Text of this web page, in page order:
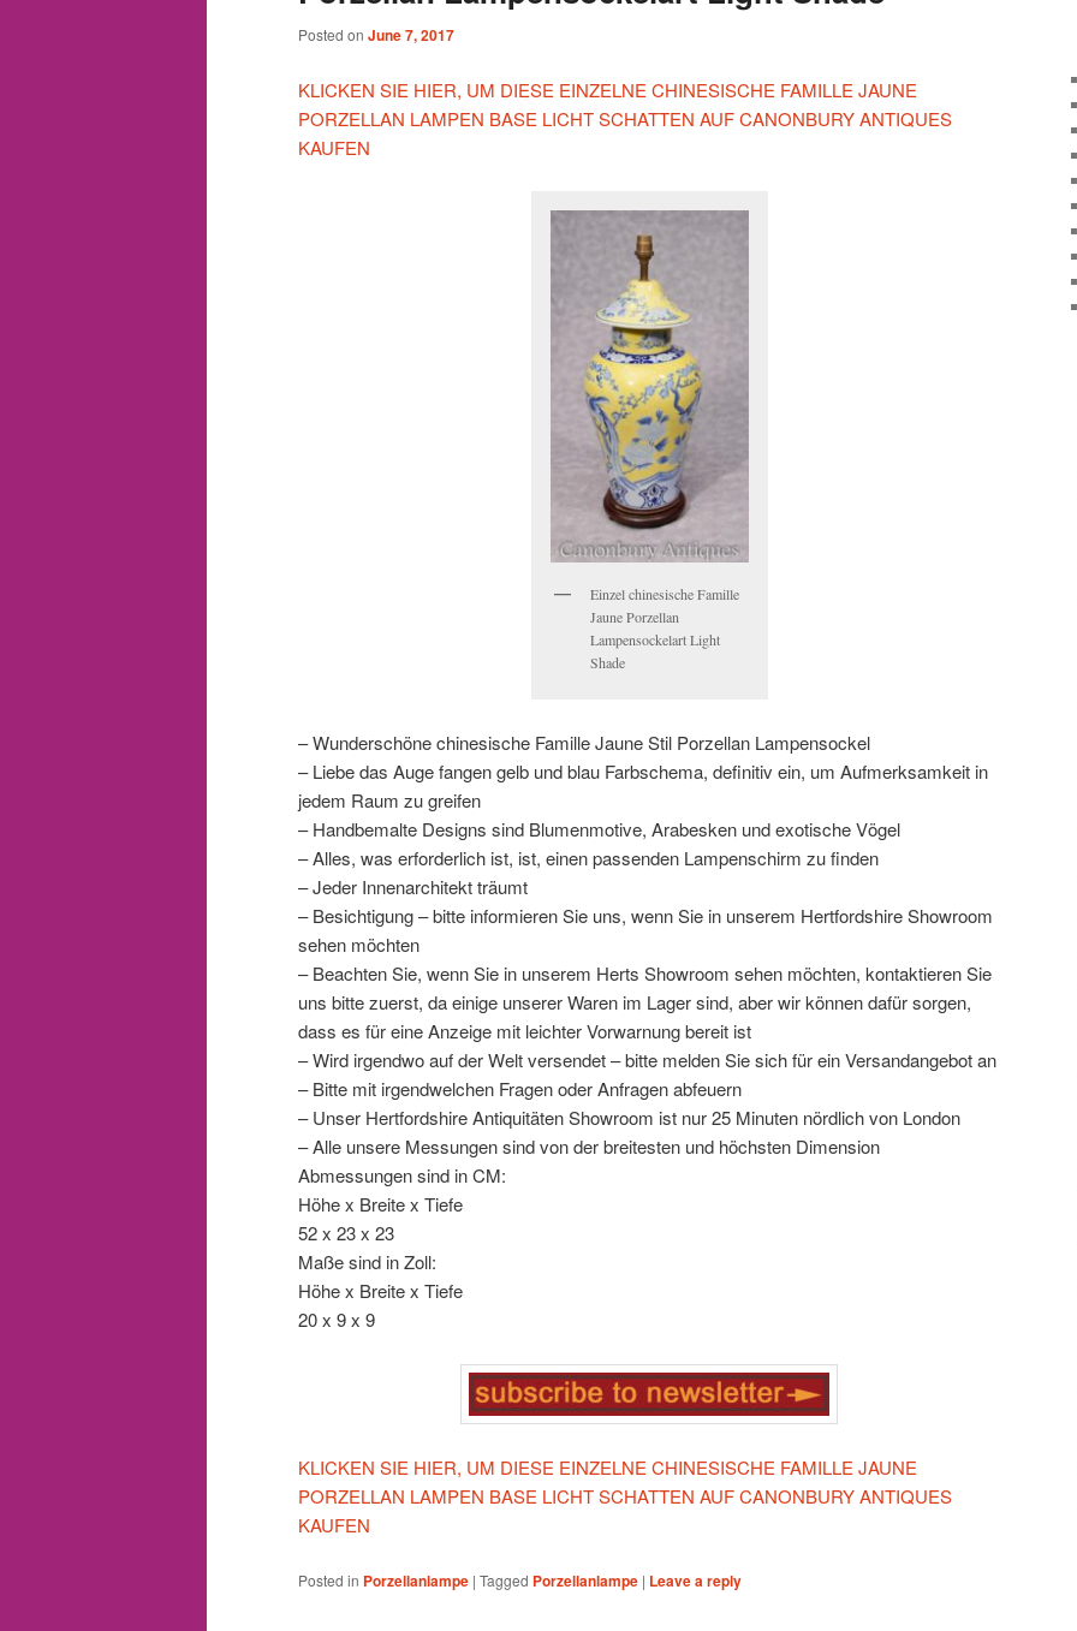
Posted on June 7, 2017
KLICKEN SIE HIER, UM DIESE EINZELNE CHINESISCHE FAMILLE JAUNE
PORZELLAN LAMPEN BASE LICHT SCHATTEN AUF CANONBURY ANTIQUES
KAUFEN
Einzel chinesische Famille
Jaune Porzellan
Lampensockelart Light
Shade
– Wunderschöne chinesische Famille Jaune Stil Porzellan Lampensockel
– Liebe das Auge fangen gelb und blau Farbschema, definitiv ein, um Aufmerksamkeit in
jedem Raum zu greifen
– Handbemalte Designs sind Blumenmotive, Arabesken und exotische Vögel
– Alles, was erforderlich ist, ist, einen passenden Lampenschirm zu finden
– Jeder Innenarchitekt träumt
– Besichtigung – bitte informieren Sie uns, wenn Sie in unserem Hertfordshire Showroom
sehen möchten
– Beachten Sie, wenn Sie in unserem Herts Showroom sehen möchten, kontaktieren Sie
uns bitte zuerst, da einige unserer Waren im Lager sind, aber wir können dafür sorgen,
dass es für eine Anzeige mit leichter Vorwarnung bereit ist
– Wird irgendwo auf der Welt versendet – bitte melden Sie sich für ein Versandangebot an
– Bitte mit irgendwelchen Fragen oder Anfragen abfeuern
– Unser Hertfordshire Antiquitäten Showroom ist nur 25 Minuten nördlich von London
– Alle unsere Messungen sind von der breitesten und höchsten Dimension
Abmessungen sind in CM:
Höhe x Breite x Tiefe
52 x 23 x 23
Maße sind in Zoll:
Höhe x Breite x Tiefe
20 x 9 x 9
KLICKEN SIE HIER, UM DIESE EINZELNE CHINESISCHE FAMILLE JAUNE
PORZELLAN LAMPEN BASE LICHT SCHATTEN AUF CANONBURY ANTIQUES
KAUFEN
Posted in Porzellanlampe | Tagged Porzellanlampe | Leave a reply